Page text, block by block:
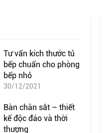
Tư vấn kích thước tủ
bếp chuẩn cho phòng
bếp nhỏ
30/12/2021
Bàn chân sắt – thiết
kế độc đáo và thời
thượng